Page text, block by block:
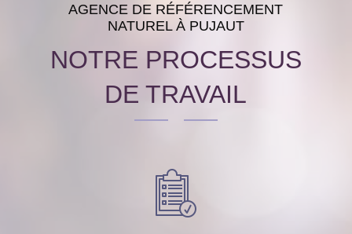
AGENCE DE RÉFÉRENCEMENT
NATUREL À PUJAUT
NOTRE PROCESSUS
DE TRAVAIL